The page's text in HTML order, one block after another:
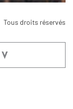
Tous droits réservés